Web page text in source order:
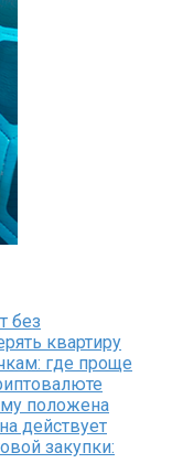
без
квартиру
где проще
положена
действует
закупки: